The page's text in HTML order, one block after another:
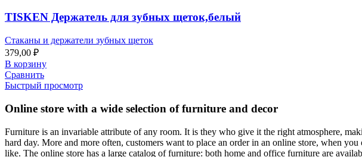
TISKEN Держатель для зубных щеток,белый
Стаканы и держатели зубных щеток
379,00 ₽
В корзину
Сравнить
Быстрый просмотр
Online store with a wide selection of furniture and decor
Furniture is an invariable attribute of any room. It is they who give it the right atmosphere,
hard day. More and more often, customers want to place an order in an online store, when
like. The online store has a large catalog of furniture: both home and office furniture are